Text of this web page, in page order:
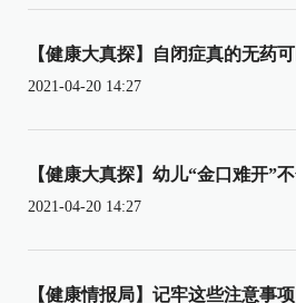
【健康大真探】自闭症真的无药
2021-04-20 14:27
【健康大真探】幼儿“金口难开”
2021-04-20 14:27
【健康情报局】记牢这些注意事